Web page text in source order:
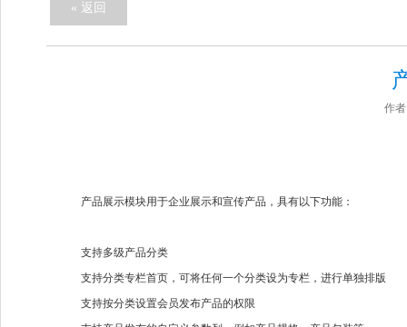
« 返回
作
产品展示模块用于企业展示和宣传产品，具有以下功能：
支持多级产品分类
支持分类专栏首页，可将任何一个分类设为专栏，进行单独排版
支持按分类设置会员发布产品的权限